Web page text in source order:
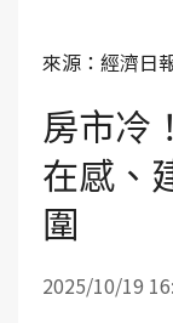
來源：經濟日
房市冷
在感、
圍
2025/10/19